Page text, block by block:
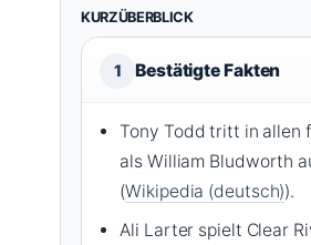
KURZÜBERBLICK
1 Bestätigte Fakten
Tony Todd tritt in allen
als William Bludworth
(Wikipedia (deutsch)).
Ali Larter spielt Clear